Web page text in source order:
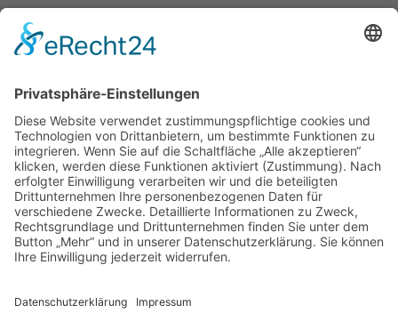
 kontakt@beratung-westphal.de
 www.beratung-westphal.de
Datenschutz| Impressum| Echtheit von Bewertungen
© AVGS Gutschein – 2025 – Alle Rechte vorbehalten. |